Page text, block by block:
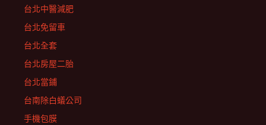
台北中醫減肥
台北免留車
台北全套
台北房屋二胎
台北當鋪
台南除白蟻公司
手機包膜